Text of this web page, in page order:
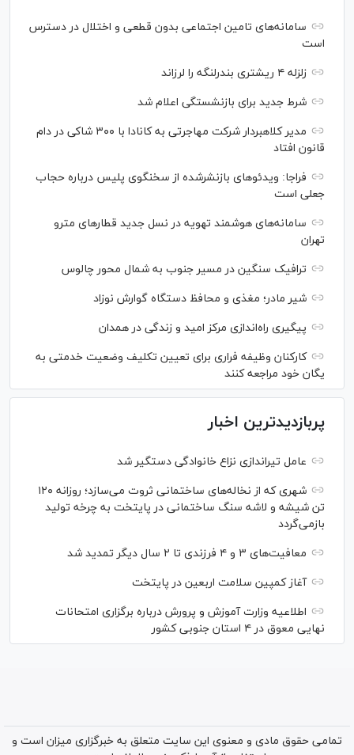
سامانه‌های تامین اجتماعی بدون قطعی و اختلال در دسترس
است
زلزله ۴ ریشتری بندرلنگه را لرزاند
شرط جدید برای بازنشستگی اعلام شد
مدیر کلاهبردار شرکت مهاجرتی به کانادا با ۳۰۰ شاکی در دام
قانون افتاد
فراجا: ویدئو‌های بازنشرشده از سخنگوی پلیس درباره حجاب
جعلی است
سامانه‌های هوشمند تهویه در نسل جدید قطار‌های مترو
تهران
ترافیک سنگین در مسیر جنوب به شمال محور چالوس
شیر مادر؛ مغذی و محافظ دستگاه گوارش نوزاد
پیگیری راه‌اندازی مرکز امید و زندگی در همدان
کارکنان وظیفه فراری برای تعیین تکلیف وضعیت خدمتی به
یگان خود مراجعه کنند
پربازدیدترین اخبار
عامل تیراندازی نزاع خانوادگی دستگیر شد
شهری که از نخاله‌های ساختمانی ثروت می‌سازد؛ روزانه ۱۲۰
تن شیشه و لاشه سنگ ساختمانی در پایتخت به چرخه تولید
بازمی‌گردد
معافیت‌های ۳ و ۴ فرزندی تا ۲ سال دیگر تمدید شد
آغاز کمپین سلامت اربعین در پایتخت
اطلاعیه وزارت آموزش و پرورش درباره برگزاری امتحانات
نهایی معوق در ۴ استان جنوبی کشور
تمامی حقوق مادی و معنوی این سایت متعلق به خبرگزاری میزان است و